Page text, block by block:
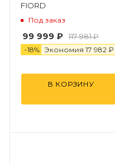
FIORD
Под заказ
99 999 ₽ 117 981 ₽
-18% Экономия 17 982 ₽
В КОРЗИНУ